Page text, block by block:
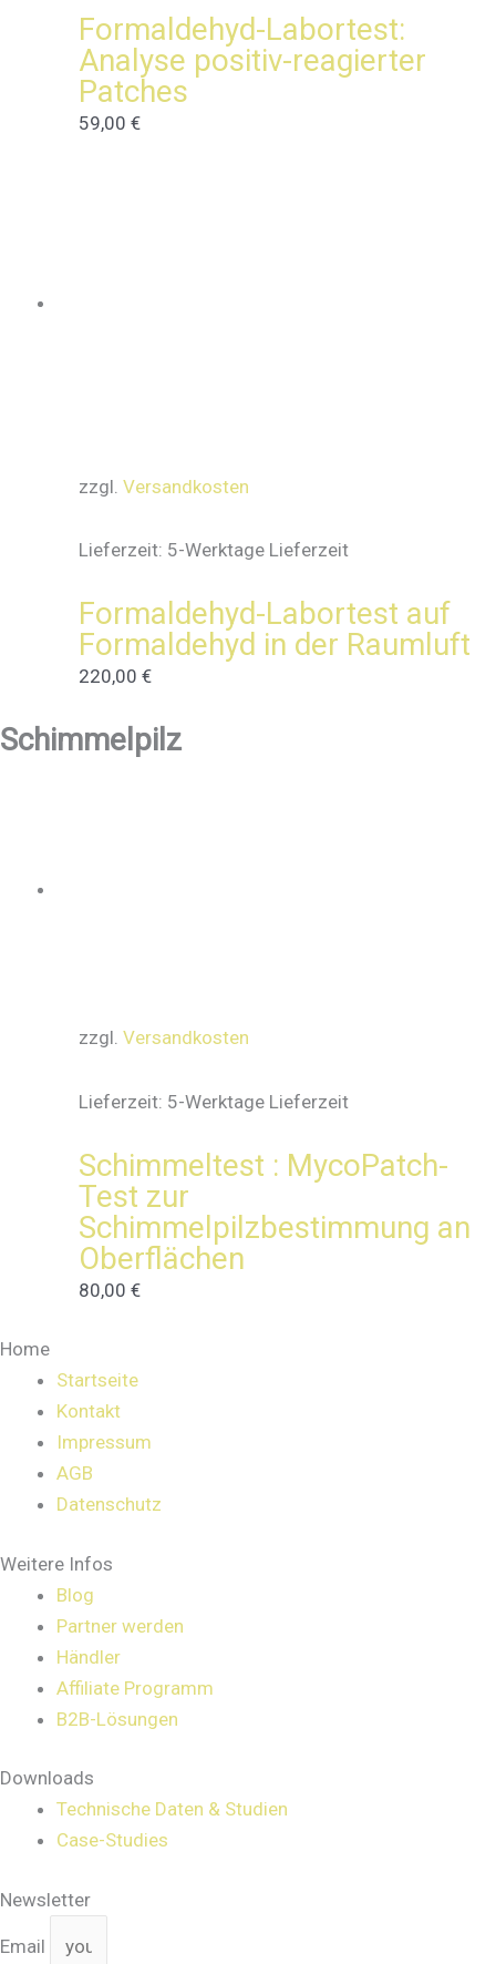
Formaldehyd-Labortest:
Analyse positiv-reagierter
Patches
59,00 €
zzgl. Versandkosten
Lieferzeit: 5-Werktage Lieferzeit
Formaldehyd-Labortest auf
Formaldehyd in der Raumluft
220,00 €
Schimmelpilz
zzgl. Versandkosten
Lieferzeit: 5-Werktage Lieferzeit
Schimmeltest : MycoPatch-
Test zur
Schimmelpilzbestimmung an
Oberflächen
80,00 €
Home
Startseite
Kontakt
Impressum
AGB
Datenschutz
Weitere Infos
Blog
Partner werden
Händler
Affiliate Programm
B2B-Lösungen
Downloads
Technische Daten & Studien
Case-Studies
Newsletter
Email